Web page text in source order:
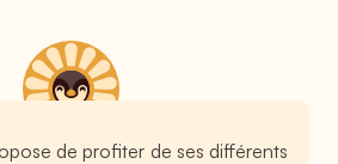
de profiter de ses différents